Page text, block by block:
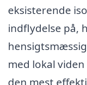
eksisterende
indflydelse på,
med lokal